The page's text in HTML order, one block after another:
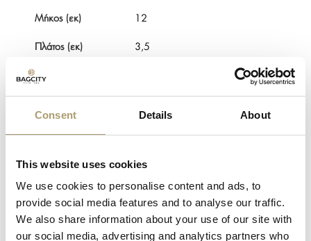
Consent Details About
This website uses cookies
We use cookies to personalise content and ads, to
provide social media features and to analyse our traffic.
We also share information about your use of our site with
our social media, advertising and analytics partners who
Μήκος (εκ) 12
Πλάτος (εκ) 3,5
Ύψος (εκ)
θέσεις
4
Θηκές
χαρτονομισμάτων